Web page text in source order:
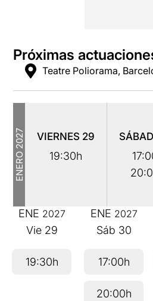
Próximas
Teatre Poliorama,
ENERO
2027 VIERNES 29
19:30h
ENE 2027
Vie 29
19:30h
ENE 2027
Sáb 30
17:00h
20:00h